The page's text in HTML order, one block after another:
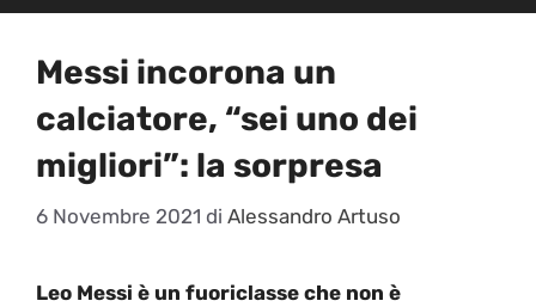
Messi incorona un
calciatore, “sei uno dei
migliori”: la sorpresa
6 Novembre 2021 di Alessandro Artuso
Leo Messi è un fuoriclasse che non è